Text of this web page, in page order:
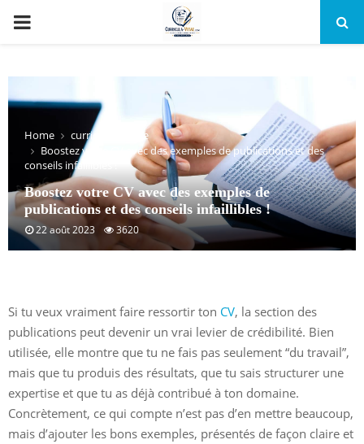
PRIMARY
Home
curriculum vitae
Boostez votre CV avec des exemples de publications et des
conseils infaillibles !
Boostez votre CV avec des exemples de
publications et des conseils infaillibles !
22 août 2023 3620
Si tu veux vraiment faire ressortir ton CV, la section des
publications peut devenir un vrai levier de crédibilité. Bien
utilisée, elle montre que tu ne fais pas seulement “du travail”,
mais que tu produis des résultats, que tu sais structurer une
expertise et que tu as déjà contribué à ton domaine.
Concrètement, ce qui compte n’est pas d’en mettre beaucoup,
mais d’ajouter les bons exemples, présentés de façon claire et